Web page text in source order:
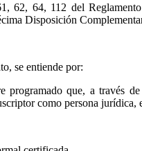
62, 64, 112 del
Disposición
se entiende por:
programado que, a través
como persona